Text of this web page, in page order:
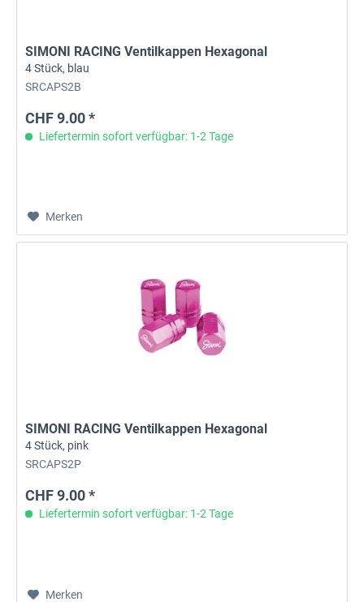
SIMONI RACING Ventilkappen Hexagonal
4 Stück, blau
SRCAPS2B
CHF 9.00 *
Liefertermin sofort verfügbar: 1-2 Tage
Merken
SIMONI RACING Ventilkappen Hexagonal
4 Stück, pink
SRCAPS2P
CHF 9.00 *
Liefertermin sofort verfügbar: 1-2 Tage
Merken